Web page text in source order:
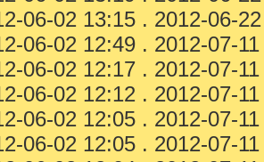
06-02 13:15 . 2012-06-
06-02 12:49 . 2012-07-
06-02 12:17 . 2012-07-
06-02 12:12 . 2012-07-
06-02 12:05 . 2012-07-
06-02 12:05 . 2012-07-